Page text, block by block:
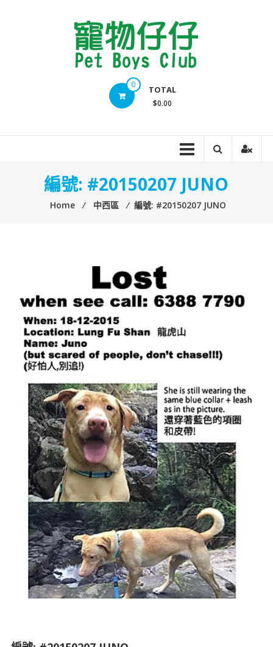
0 TOTAL
$0.00
編號: #20150207 JUNO
Home ⁄ 中西區 ⁄ 編號: #20150207 JUNO